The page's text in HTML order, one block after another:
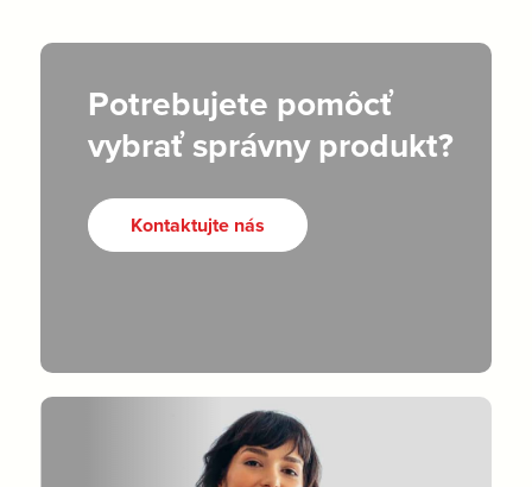
Potrebujete pomôcť
vybrať správny produkt?
Kontaktujte nás